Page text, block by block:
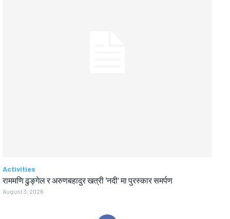
Activities
राममणि ढुङ्गेल र अरुणबहादुर खत्री ‘नदी’ मा पुरस्कार समर्पण
August 3, 2026